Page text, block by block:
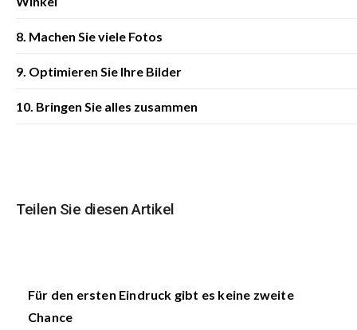
8. Machen Sie viele Fotos
9. Optimieren Sie Ihre Bilder
10. Bringen Sie alles zusammen
Teilen Sie diesen Artikel
Für den ersten Eindruck gibt es keine zweite
Chance